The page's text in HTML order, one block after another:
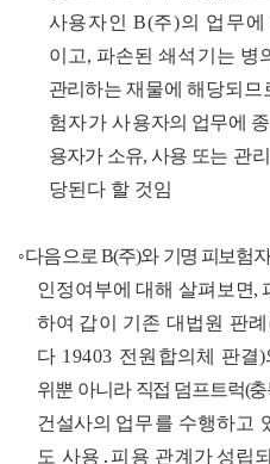
사용자인B(주)의 업 무에
이고, 파손된 쇄석 기는 병
관리하는재 물에 해당되므
험자가 사용자의 업무에 종
용자가 소유,사용 또는 관
당된다 할 것임
◦다음으로B(주)와 기명 피보험
인정여부에 대해 살펴보 면,
하여 갑이 기존 대법원 판례
다 19403 전원합의체 판결)
위뿐 아니라 직접 덤프트럭(충
건설사의 업무를 수행하고
도 사용 ․ 피용 관계가 성립